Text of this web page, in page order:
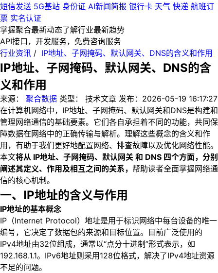
短信发送 5G基站 身份证 AI新闻简报 银行卡 天气 快递 航班订
票 实名认证
掌握聚合最新动态了解行业最新趋势
API接口，开发服务，免费咨询服务
行业资讯 / IP地址、子网掩码、默认网关、DNS的含义和作用
IP地址、子网掩码、默认网关、DNS的含
义和作用
来源： 聚合数据 类型： 技术文章 发布： 2026-05-19 16:17:27
在计算机网络中，IP地址、子网掩码、默认网关和DNS是构建和
管理网络通信的基础要素。它们各自承担着不同的功能，共同保
障数据在网络中的正确传输与解析。理解这些概念的含义和作
用，有助于我们更好地配置网络、排查故障以及优化网络性能。
本文将从 IP地址、子网掩码、默认网关 和 DNS 四个方面，分别
阐述其定义、作用及相互之间的关系， 帮助读者全面掌握网络通
信的核心机制。
一、IP地址的含义与作用
IP地址的基本概念
IP（Internet Protocol）地址是用于标识网络中每台设备的唯一
编号，它决定了数据包的来源和目标位置。目前广泛使用的
IPv4地址由32位组成，通常以“点分十进制”形式表示，如
192.168.1.1。IPv6地址则采用128位格式，解决了IPv4地址资源
不足的问题。